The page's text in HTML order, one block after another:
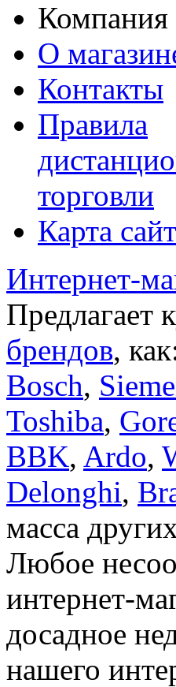
Компания
О
Контакты
Правила
торговли
Карта
Интернет-
Предлагает
брендов,
Bosch,
Toshiba,
BBK, Ardo,
Delonghi,
масса
Любое
интернет-
досадное
нашего